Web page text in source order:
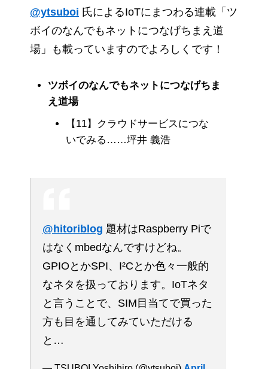
@ytsuboi 氏によるIoTにまつわる連載「ツ
ボイのなんでもネットにつなげちまえ道
場」も載っていますのでよろしくです！
ツボイのなんでもネットにつなげちま
え道場
【11】クラウドサービスにつな
いでみる……坪井 義浩
@hitoriblog 題材はRaspberry Piで
はなくmbedなんですけどね。
GPIOとかSPI、I²Cとか色々一般的
なネタを扱っております。IoTネタ
と言うことで、SIM目当てで買った
方も目を通してみていただける
と…